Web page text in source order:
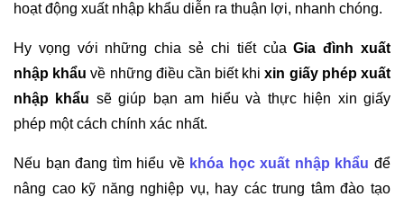
hoạt động xuất nhập khẩu diễn ra thuận lợi, nhanh chóng.
Hy vọng với những chia sẻ chi tiết củaGia đình xuất
nhập khẩu về những điều cần biết khixin giấy phép xuất
nhập khẩu sẽ giúp bạn am hiểu và thực hiện xin giấy
phép một cách chính xác nhất.
Nếu bạn đang tìm hiểu về khóa học xuất nhập khẩu để
nâng cao kỹ năng nghiệp vụ, hay các trung tâm đào tạo